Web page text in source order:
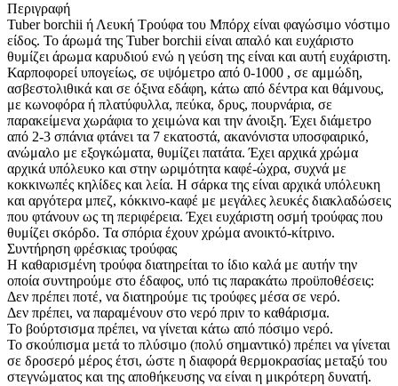
Περιγραφή
Tuber borchii ή Λευκή Τρούφα του Μπόρχ είναι φαγώσιμο νόστιμο
είδος. Το άρωμά της Tuber borchii είναι απαλό και ευχάριστο
θυμίζει άρωμα καρυδιού ενώ η γεύση της είναι και αυτή ευχάριστη.
Καρποφορεί υπογείως, σε υψόμετρο από 0-1000 , σε αμμώδη,
ασβεστολιθικά και σε όξινα εδάφη, κάτω από δέντρα και θάμνους,
με κωνοφόρα ή πλατύφυλλα, πεύκα, δρυς, πουρνάρια, σε
παρακείμενα χωράφια το χειμώνα και την άνοιξη. Έχει διάμετρο
από 2-3 σπάνια φτάνει τα 7 εκατοστά, ακανόνιστα υποσφαιρικό,
ανώμαλο με εξογκώματα, θυμίζει πατάτα. Έχει αρχικά χρώμα
αρχικά υπόλευκο και στην ωριμότητα καφέ-ώχρα, συχνά με
κοκκινωπές κηλίδες και λεία. Η σάρκα της είναι αρχικά υπόλευκη
και αργότερα μπεζ, κόκκινο-καφέ με μεγάλες λευκές διακλαδώσεις
που φτάνουν ως τη περιφέρεια. Έχει ευχάριστη οσμή τρούφας που
θυμίζει σκόρδο. Τα σπόρια έχουν χρώμα ανοικτό-κίτρινο.
Συντήρηση φρέσκιας τρούφας
Η καθαρισμένη τρούφα διατηρείται το ίδιο καλά με αυτήν την
οποία συντηρούμε στο έδαφος, υπό τις παρακάτω προϋποθέσεις:
Δεν πρέπει ποτέ, να διατηρούμε τις τρούφες μέσα σε νερό.
Δεν πρέπει, να παραμένουν στο νερό πριν το καθάρισμα.
Το βούρτσισμα πρέπει, να γίνεται κάτω από πόσιμο νερό.
Το σκούπισμα μετά το πλύσιμο (πολύ σημαντικό) πρέπει να γίνεται
σε δροσερό μέρος έτσι, ώστε η διαφορά θερμοκρασίας μεταξύ του
στεγνώματος και της αποθήκευσης να είναι η μικρότερη δυνατή.